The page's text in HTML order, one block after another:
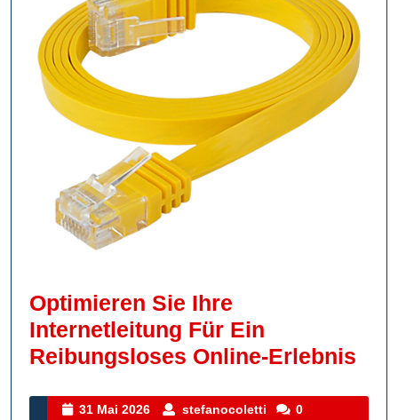
Optimieren Sie Ihre
Internetleitung Für Ein
Reibungsloses Online-Erlebnis
31 Mai 2026
31
stefanocoletti stefanocoletti
0